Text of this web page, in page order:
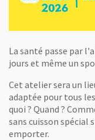
La santé passe par
jours et même un
Cet atelier sera un
adaptée pour tous
quoi ? Quand ?
sans cuisson spécial
emporter.